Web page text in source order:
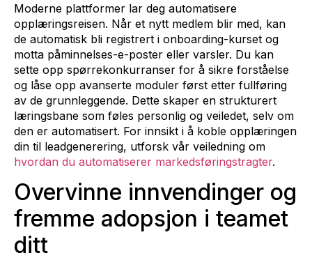
Moderne plattformer lar deg automatisere
opplæringsreisen. Når et nytt medlem blir med, kan
de automatisk bli registrert i onboarding-kurset og
motta påminnelses-e-poster eller varsler. Du kan
sette opp spørrekonkurranser for å sikre forståelse
og låse opp avanserte moduler først etter fullføring
av de grunnleggende. Dette skaper en strukturert
læringsbane som føles personlig og veiledet, selv om
den er automatisert. For innsikt i å koble opplæringen
din til leadgenerering, utforsk vår veiledning om
hvordan du automatiserer markedsføringstragter.
Overvinne innvendinger og
fremme adopsjon i teamet
ditt